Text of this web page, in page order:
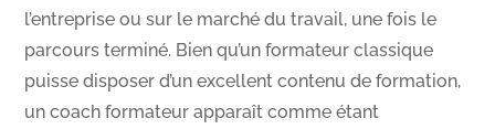
l’entreprise ou sur le marché du travail, une fois le
parcours terminé. Bien qu’un formateur classique
puisse disposer d’un excellent contenu de formation,
un coach formateur apparaît comme étant